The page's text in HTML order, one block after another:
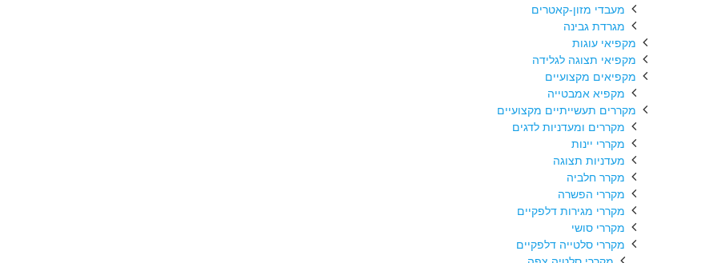
מעבדי מזון-קאטרים
מגרדת גבינה
מקפיאי עוגות
מקפיאי תצוגה לגלידה
מקפיאים מקצועיים
מקפיא אמבטייה
מקררים תעשייתיים מקצועיים
מקררים ומעדניות לדגים
מקררי יינות
מעדניות תצוגה
מקרר חלביה
מקררי הפשרה
מקררי מגירות דלפקיים
מקררי סושי
מקררי סלטייה דלפקיים